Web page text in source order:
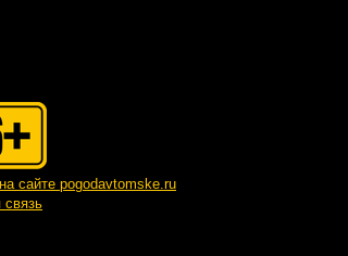
сайте pogodavtomske.ru
связь